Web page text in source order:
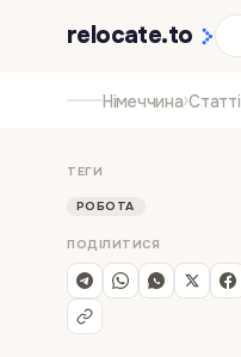
relocate.to
Німеччина›Статті
ТЕГИ
РОБОТА
ПОДІЛИТИСЯ